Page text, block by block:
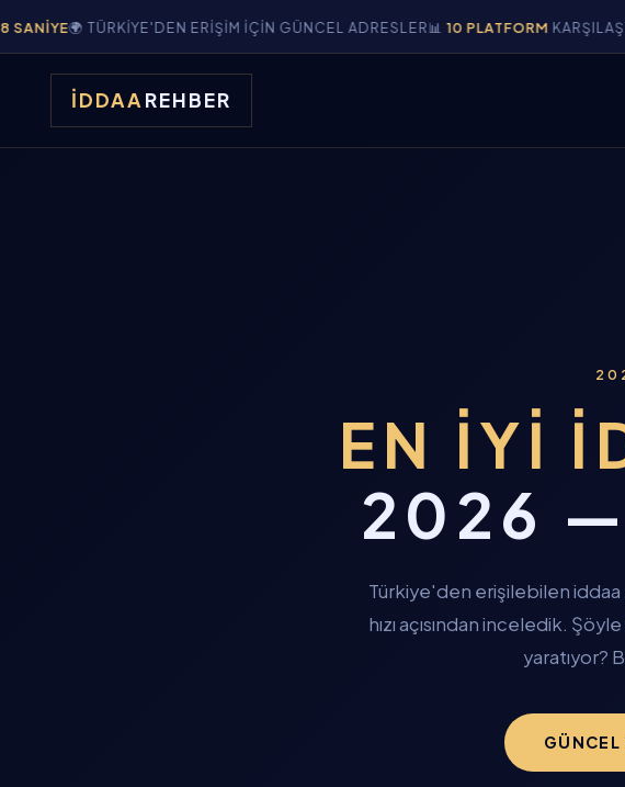
TÜRKIYE'DEN ERIŞIM IÇIN GÜNCEL ADRESLER 📊10 PLATFORMKARŞILAŞTIRILDI✅
İDDAA REHBER
EN İYI
2026 —
Türkiye'den erişilebilen iddaa
hızı açısından inceledik.
yaratıyor?